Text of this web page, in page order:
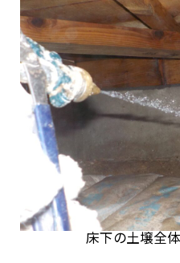
床下の土壌全